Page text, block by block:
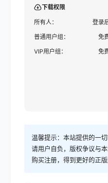
下载权限
所有人：
登录
普通用户组：
免
VIP用户组：
免
温馨提示：本站提供的一
请用户自负，版权争议与
购买注册，得到更好的正